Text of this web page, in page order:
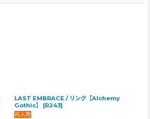
LAST EMBRACE / リング【Alchemy
Gothic】
[R243]